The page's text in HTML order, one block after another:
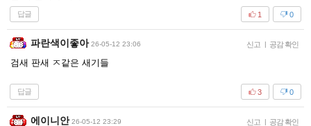
답글 0
1
파란색이좋아 26-05-12 23:06 신고 | 공감 확인
검새 판새 ㅈ같은 새기들
답글 0
3
에이니안 26-05-12 23:29 신고 | 공감 확인